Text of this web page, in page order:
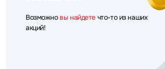
Возможно вы найдете что-то из наших
акций!